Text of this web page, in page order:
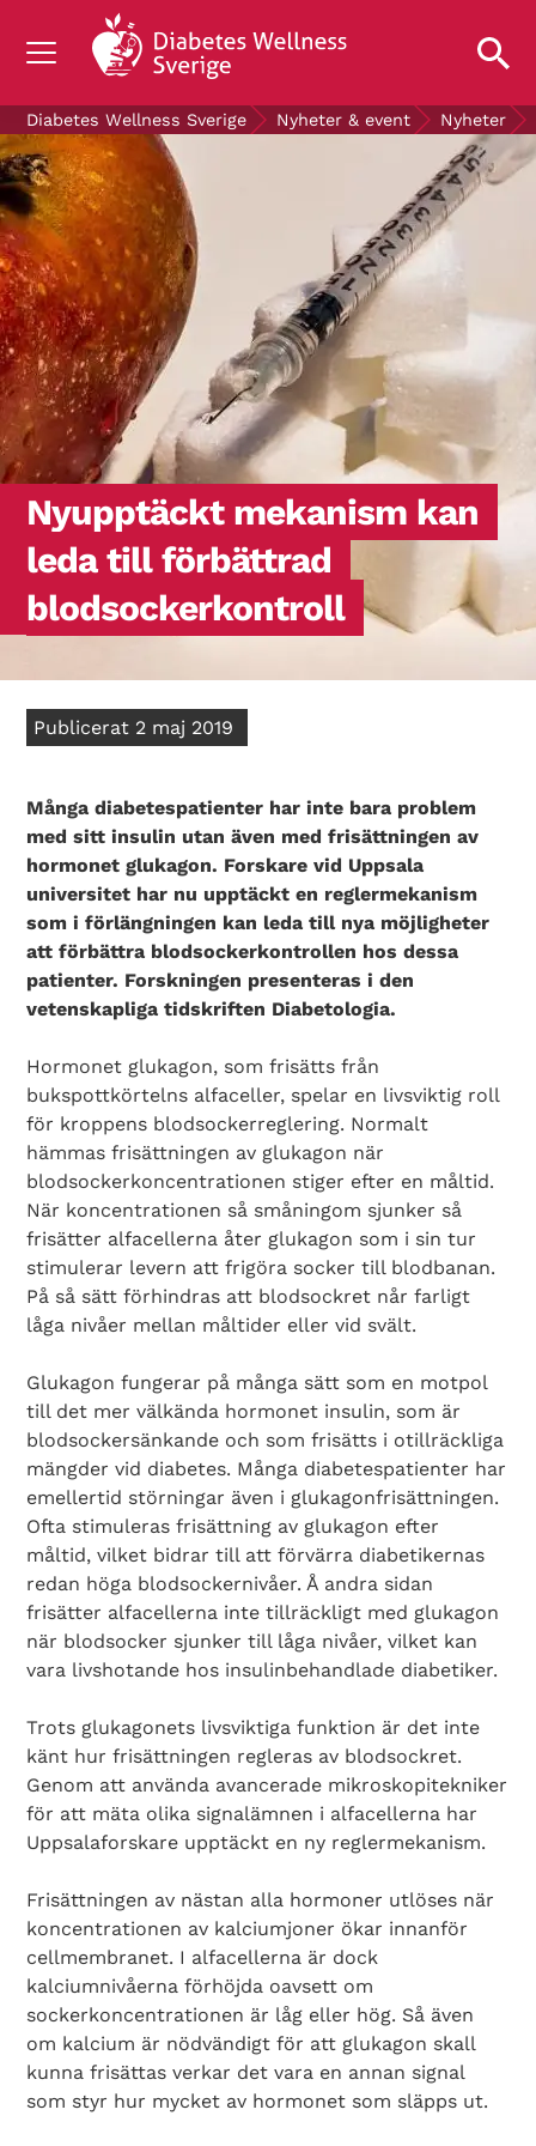
OM DIABETES
STÖD OSS
FORSKNING
NYHETER & EVENT
OM OSS
GRATIS DIABETESPRODUKTER
Blodsockerkollen
Diabetes Wellness Sverige Nyheter & event Nyheter
Nyupptäckt mekanism kan
leda till förbättrad
blodsockerkontroll
Publicerat 2 maj 2019
Många diabetespatienter har inte bara problem
med sitt insulin utan även med frisättningen av
hormonet glukagon. Forskare vid Uppsala
universitet har nu upptäckt en reglermekanism
som i förlängningen kan leda till nya möjligheter
att förbättra blodsockerkontrollen hos dessa
patienter. Forskningen presenteras i den
vetenskapliga tidskriften Diabetologia.
Hormonet glukagon, som frisätts från
bukspottkörtelns alfaceller, spelar en livsviktig roll
för kroppens blodsockerreglering. Normalt
hämmas frisättningen av glukagon när
blodsockerkoncentrationen stiger efter en måltid.
När koncentrationen så småningom sjunker så
frisätter alfacellerna åter glukagon som i sin tur
stimulerar levern att frigöra socker till blodbanan.
På så sätt förhindras att blodsockret når farligt
låga nivåer mellan måltider eller vid svält.
Glukagon fungerar på många sätt som en motpol
till det mer välkända hormonet insulin, som är
blodsockersänkande och som frisätts i otillräckliga
mängder vid diabetes. Många diabetespatienter har
emellertid störningar även i glukagonfrisättningen.
Ofta stimuleras frisättning av glukagon efter
måltid, vilket bidrar till att förvärra diabetikernas
redan höga blodsockernivåer. Å andra sidan
frisätter alfacellerna inte tillräckligt med glukagon
när blodsocker sjunker till låga nivåer, vilket kan
vara livshotande hos insulinbehandlade diabetiker.
Trots glukagonets livsviktiga funktion är det inte
känt hur frisättningen regleras av blodsockret.
Genom att använda avancerade mikroskopitekniker
för att mäta olika signalämnen i alfacellerna har
Uppsalaforskare upptäckt en ny reglermekanism.
Frisättningen av nästan alla hormoner utlöses när
koncentrationen av kalciumjoner ökar innanför
cellmembranet. I alfacellerna är dock
kalciumnivåerna förhöjda oavsett om
sockerkoncentrationen är låg eller hög. Så även
om kalcium är nödvändigt för att glukagon skall
kunna frisättas verkar det vara en annan signal
som styr hur mycket av hormonet som släpps ut.